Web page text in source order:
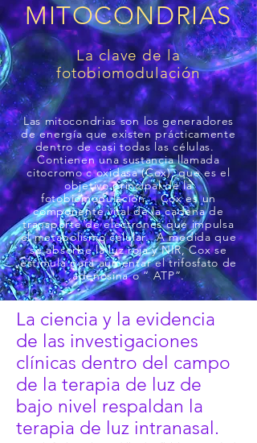
MITOCONDRIAS
La clave de la
fotobiomodulación
Las mitocondrias son los generadores
de energía que existen prácticamente
dentro de casi todas las células.
Contienen una sustancia llamada
citocromo c oxidasa (Cox), que es el
objetivo principal de la
fotobiomodulación. Cox es un
componente vital de la cadena de
transporte de electrones que impulsa
el metabolismo celular. A medida que
se absorbe la luz roja y NIR, Cox se
estimula para aumentar el trifosfato de
adenosina o “ ATP”.
La ciencia y la evidencia
de las investigaciones
clínicas dentro del campo
de la terapia de luz de
bajo nivel respaldan la
terapia de luz intranasal.